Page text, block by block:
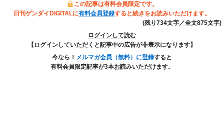
この記事は有料会員限定です。
日刊ゲンダイDIGITALに有料会員登録すると続きをお読みいただけます。
(残り734文字／全文875文字)
ログインして読む
【ログインしていただくと記事中の広告が非表示になります】
今なら！ メルマガ会員（無料）に登録すると
有料会員限定記事が3本お読みいただけます。